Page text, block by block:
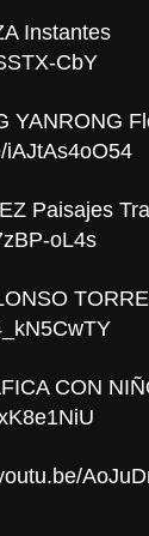
Instantes
CbY
YANRONG
iAJtAs4oO54
Paisajes
oL4s
TORRE
CON